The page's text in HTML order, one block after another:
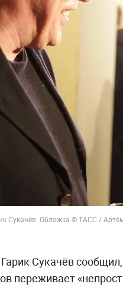
Сукачёв. Обложка © ТАСС /
Сукачёв
переживает